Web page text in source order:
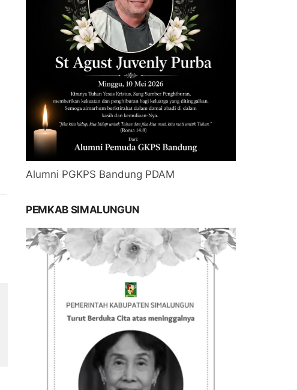
Alumni PGKPS Bandung PDAM
PEMKAB SIMALUNGUN